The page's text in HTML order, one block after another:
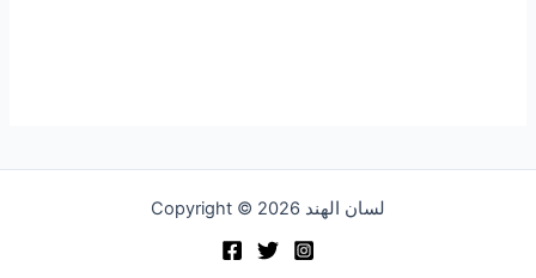
Copyright © 2026 لسان الهند